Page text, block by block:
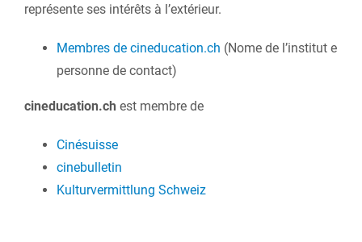
représente ses intérêts à l’extérieur.
Membres de cineducation.ch (Nome de l’institut e
personne de contact)
cineducation.ch est membre de
Cinésuisse
cinebulletin
Kulturvermittlung Schweiz